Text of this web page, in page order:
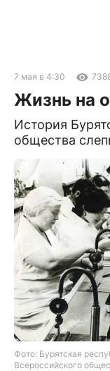
7 мая в 4:30
Жизнь на
История
общества
Фото: Бурятская
Всероссийского